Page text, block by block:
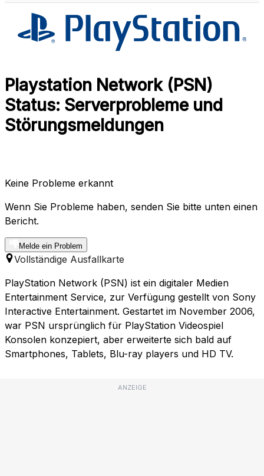
Playstation Network (PSN)
Status: Serverprobleme und
Störungsmeldungen
Keine Probleme erkannt
Wenn Sie Probleme haben, senden Sie bitte unten einen
Bericht.
Melde ein Problem
Vollständige Ausfallkarte
PlayStation Network (PSN) ist ein digitaler Medien
Entertainment Service, zur Verfügung gestellt von Sony
Interactive Entertainment. Gestartet im November 2006,
war PSN ursprünglich für PlayStation Videospiel
Konsolen konzepiert, aber erweiterte sich bald auf
Smartphones, Tablets, Blu-ray players und HD TV.
ANZEIGE